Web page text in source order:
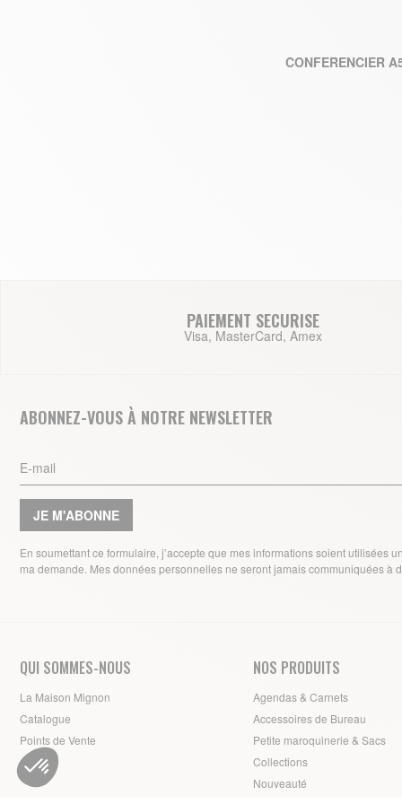
CONFERENCIER
PAIEMENT SECURISE
Visa, MasterCard, Amex
ABONNEZ-VOUS À NOTRE NEWSLETTER
JE M'ABONNE
En soumettant ce formulaire, j’accepte que mes informations soient utilisées
ma demande. Mes données personnelles ne seront jamais communiquées à
QUI SOMMES-NOUS
La Maison Mignon
Catalogue
Points de Vente
NOS PRODUITS
Agendas & Carnets
Accessoires de Bureau
Petite maroquinerie & Sacs
Collections
Nouveauté